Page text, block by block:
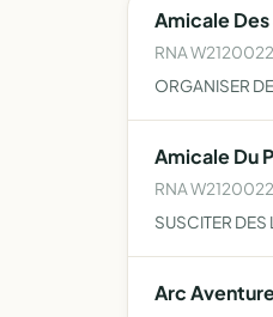
Amicale
RNA
ORGANISER
Amicale Du
RNA
SUSCITER DES
Arc